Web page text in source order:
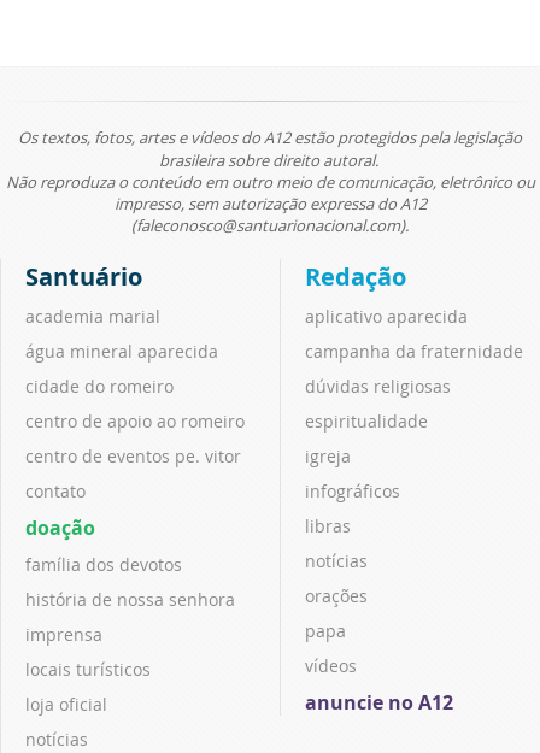
Os textos, fotos, artes e vídeos do A12 estão protegidos pela legislação
brasileira sobre direito autoral.
Não reproduza o conteúdo em outro meio de comunicação, eletrônico ou
impresso, sem autorização expressa do A12
(faleconosco@santuarionacional.com).
Santuário
academia marial
água mineral aparecida
cidade do romeiro
centro de apoio ao romeiro
centro de eventos pe. vitor
contato
doação
família dos devotos
história de nossa senhora
imprensa
locais turísticos
loja oficial
notícias
Redação
aplicativo aparecida
campanha da fraternidade
dúvidas religiosas
espiritualidade
igreja
infográficos
libras
notícias
orações
papa
vídeos
anuncie no A12